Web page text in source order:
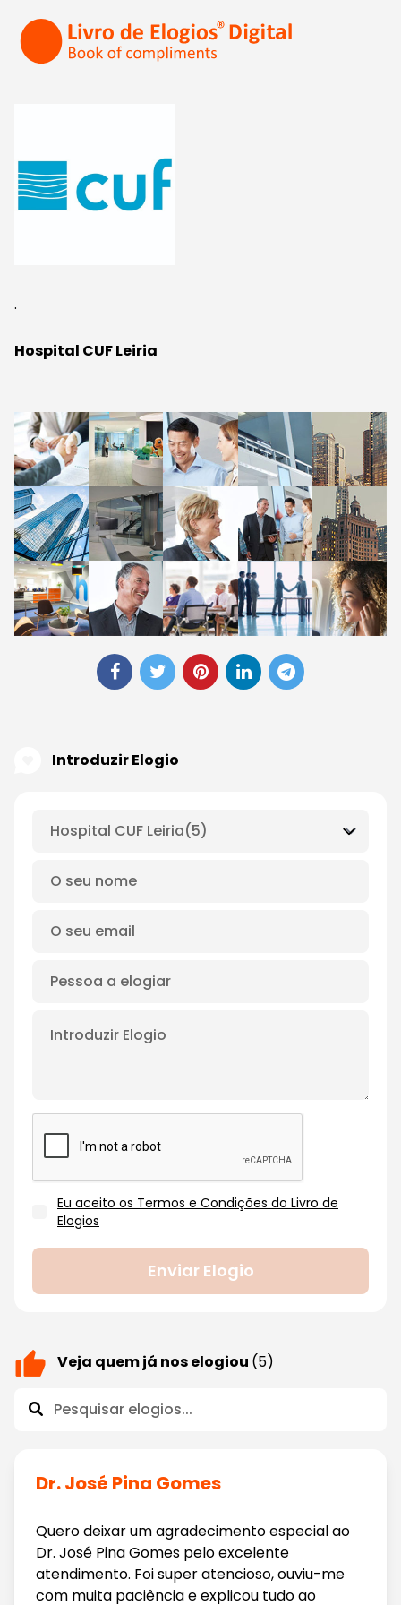
.
Hospital CUF Leiria
Veja quem já nos elogiou (5)
Dr. José Pina Gomes
Quero deixar um agradecimento especial ao
Dr. José Pina Gomes pelo excelente
atendimento. Foi super atencioso, ouviu-me
com muita paciência e explicou tudo ao
Introduzir Elogio
Eu aceito os Termos e Condições do Livro de
Elogios
Enviar Elogio